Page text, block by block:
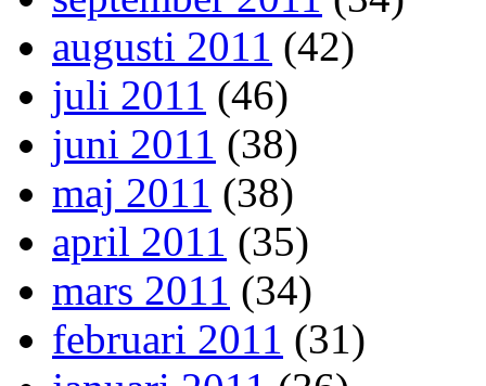
augusti 2011 (42)
juli 2011 (46)
juni 2011 (38)
maj 2011 (38)
april 2011 (35)
mars 2011 (34)
februari 2011 (31)